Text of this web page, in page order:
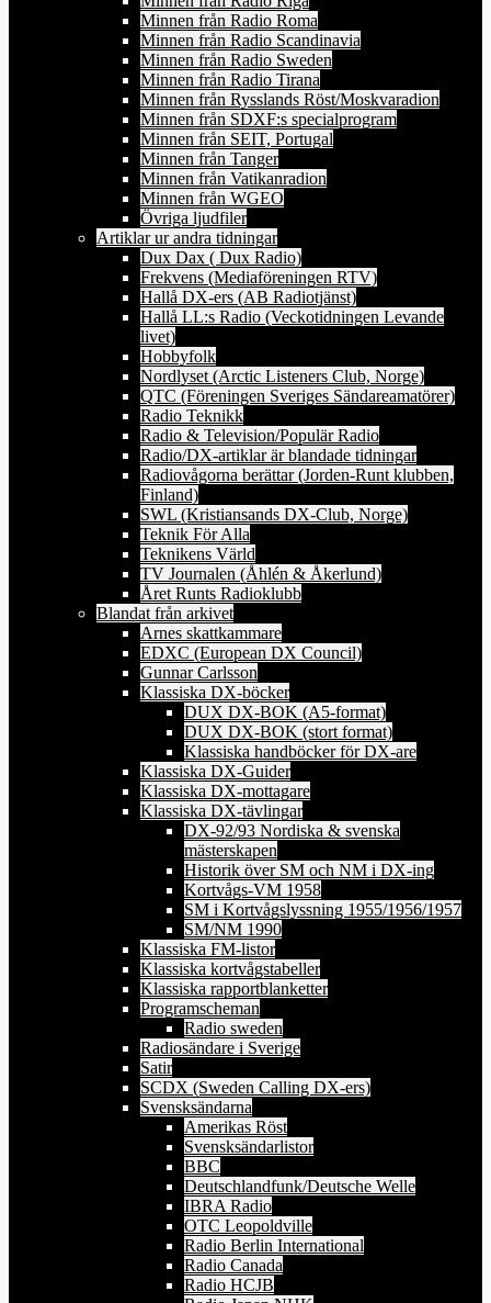
Minnen från Radio Roma
Minnen från Radio Scandinavia
Minnen från Radio Sweden
Minnen från Radio Tirana
Minnen från Rysslands Röst/Moskvaradion
Minnen från SDXF:s specialprogram
Minnen från SEIT, Portugal
Minnen från Tanger
Minnen från Vatikanradion
Minnen från WGEO
Övriga ljudfiler
Artiklar ur andra tidningar
Dux Dax ( Dux Radio)
Frekvens (Mediaföreningen RTV)
Hallå DX-ers (AB Radiotjänst)
Hallå LL:s Radio (Veckotidningen Levande
livet)
Hobbyfolk
Nordlyset (Arctic Listeners Club, Norge)
QTC (Föreningen Sveriges Sändareamatörer)
Radio Teknikk
Radio & Television/Populär Radio
Radio/DX-artiklar är blandade tidningar
Radiovågorna berättar (Jorden-Runt klubben,
Finland)
SWL (Kristiansands DX-Club, Norge)
Teknik För Alla
Teknikens Värld
TV Journalen (Åhlén & Åkerlund)
Året Runts Radioklubb
Blandat från arkivet
Arnes skattkammare
EDXC (European DX Council)
Gunnar Carlsson
Klassiska DX-böcker
DUX DX-BOK (A5-format)
DUX DX-BOK (stort format)
Klassiska handböcker för DX-are
Klassiska DX-Guider
Klassiska DX-mottagare
Klassiska DX-tävlingar
DX-92/93 Nordiska & svenska
mästerskapen
Historik över SM och NM i DX-ing
Kortvågs-VM 1958
SM i Kortvågslyssning 1955/1956/1957
SM/NM 1990
Klassiska FM-listor
Klassiska kortvågstabeller
Klassiska rapportblanketter
Programscheman
Radio sweden
Radiosändare i Sverige
Satir
SCDX (Sweden Calling DX-ers)
Svensksändarna
Amerikas Röst
Svensksändarlistor
BBC
Deutschlandfunk/Deutsche Welle
IBRA Radio
OTC Leopoldville
Radio Berlin International
Radio Canada
Radio HCJB